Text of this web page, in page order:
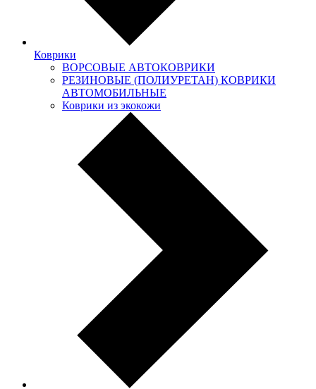
Коврики
ВОРСОВЫЕ АВТОКОВРИКИ
РЕЗИНОВЫЕ (ПОЛИУРЕТАН) КОВРИКИ
АВТОМОБИЛЬНЫЕ
Коврики из экокожи